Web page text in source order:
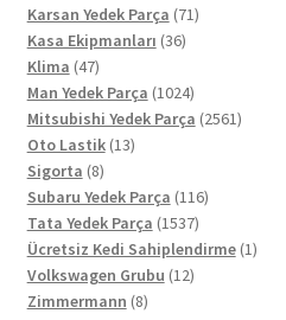
ürün
Karsan Yedek Parça 7171
Kasa Ekipmanları 3636
Klima 4747
ürün
Man Yedek Parça 10241024
ürün
Mitsubishi Yedek Parça 25612561
Oto Lastik 1313
Sigorta 88
ürün
Subaru Yedek Parça 116116
Tata Yedek Parça 15371537
ürün
Ücretsiz Kedi Sahiplendirme 11
Volkswagen Grubu 1212
Zimmermann 88